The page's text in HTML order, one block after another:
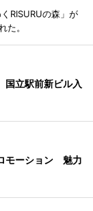
RISURUの森」が
た。
立駅前新ビル入
モーション 魅力